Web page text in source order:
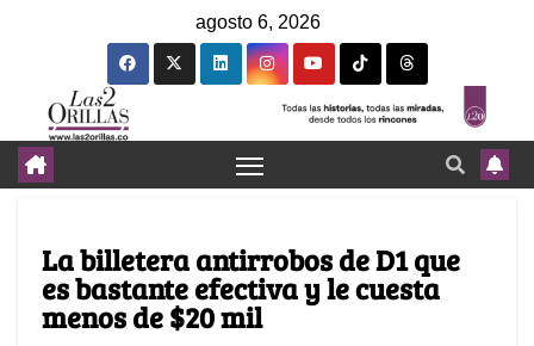
agosto 6, 2026
La billetera antirrobos de D1 que
es bastante efectiva y le cuesta
menos de $20 mil